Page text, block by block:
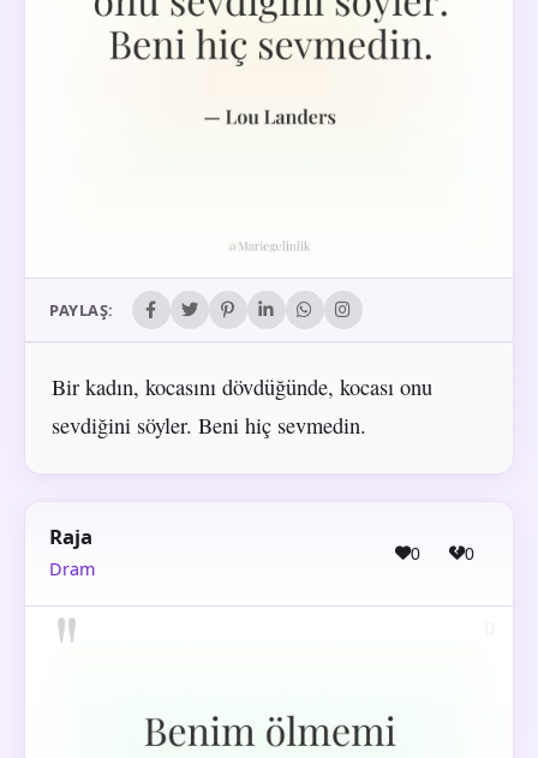
PAYLAŞ:
Bir kadın, kocasını dövdüğünde, kocası onu
sevdiğini söyler. Beni hiç sevmedin.
Raja
Dram
0 0